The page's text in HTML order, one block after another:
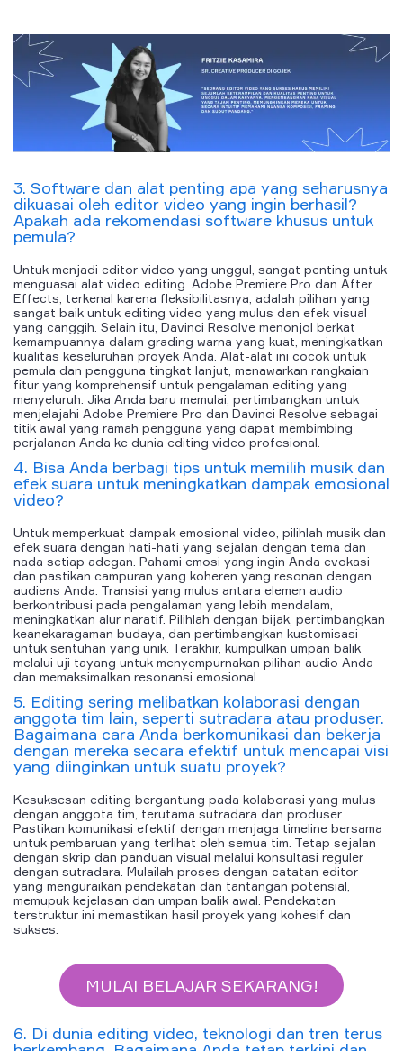
3. Software dan alat penting apa yang seharusnya
dikuasai oleh editor video yang ingin berhasil?
Apakah ada rekomendasi software khusus untuk
pemula?
Untuk menjadi editor video yang unggul, sangat penting untuk
menguasai alat video editing. Adobe Premiere Pro dan After
Effects, terkenal karena fleksibilitasnya, adalah pilihan yang
sangat baik untuk editing video yang mulus dan efek visual
yang canggih. Selain itu, Davinci Resolve menonjol berkat
kemampuannya dalam grading warna yang kuat, meningkatkan
kualitas keseluruhan proyek Anda. Alat-alat ini cocok untuk
pemula dan pengguna tingkat lanjut, menawarkan rangkaian
fitur yang komprehensif untuk pengalaman editing yang
menyeluruh. Jika Anda baru memulai, pertimbangkan untuk
menjelajahi Adobe Premiere Pro dan Davinci Resolve sebagai
titik awal yang ramah pengguna yang dapat membimbing
perjalanan Anda ke dunia editing video profesional.
4. Bisa Anda berbagi tips untuk memilih musik dan
efek suara untuk meningkatkan dampak emosional
video?
Untuk memperkuat dampak emosional video, pilihlah musik dan
efek suara dengan hati-hati yang sejalan dengan tema dan
nada setiap adegan. Pahami emosi yang ingin Anda evokasi
dan pastikan campuran yang koheren yang resonan dengan
audiens Anda. Transisi yang mulus antara elemen audio
berkontribusi pada pengalaman yang lebih mendalam,
meningkatkan alur naratif. Pilihlah dengan bijak, pertimbangkan
keanekaragaman budaya, dan pertimbangkan kustomisasi
untuk sentuhan yang unik. Terakhir, kumpulkan umpan balik
melalui uji tayang untuk menyempurnakan pilihan audio Anda
dan memaksimalkan resonansi emosional.
5. Editing sering melibatkan kolaborasi dengan
anggota tim lain, seperti sutradara atau produser.
Bagaimana cara Anda berkomunikasi dan bekerja
dengan mereka secara efektif untuk mencapai visi
yang diinginkan untuk suatu proyek?
Kesuksesan editing bergantung pada kolaborasi yang mulus
dengan anggota tim, terutama sutradara dan produser.
Pastikan komunikasi efektif dengan menjaga timeline bersama
untuk pembaruan yang terlihat oleh semua tim. Tetap sejalan
dengan skrip dan panduan visual melalui konsultasi reguler
dengan sutradara. Mulailah proses dengan catatan editor
yang menguraikan pendekatan dan tantangan potensial,
memupuk kejelasan dan umpan balik awal. Pendekatan
terstruktur ini memastikan hasil proyek yang kohesif dan
sukses.
MULAI BELAJAR SEKARANG!
6. Di dunia editing video, teknologi dan tren terus